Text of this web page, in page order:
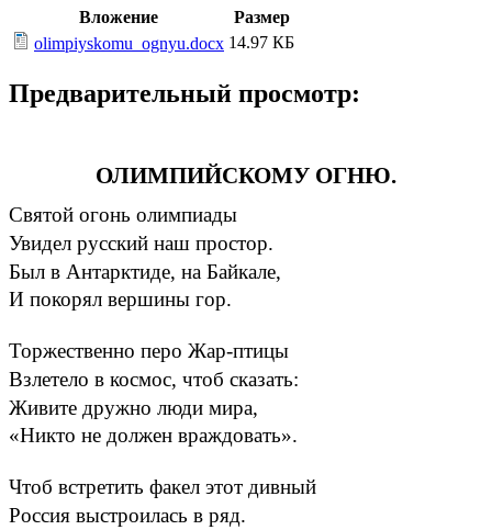
Вложение
Размер
olimpiyskomu_ognyu.docx 14.97 КБ
Предварительный просмотр:
ОЛИМПИЙСКОМУ ОГНЮ.
Святой огонь олимпиады
Увидел русский наш простор.
Был в Антарктиде, на Байкале,
И покорял вершины гор.
Торжественно перо Жар-птицы
Взлетело в космос, чтоб сказать:
Живите дружно люди мира,
«Никто не должен враждовать».
Чтоб встретить факел этот дивный
Россия выстроилась в ряд.